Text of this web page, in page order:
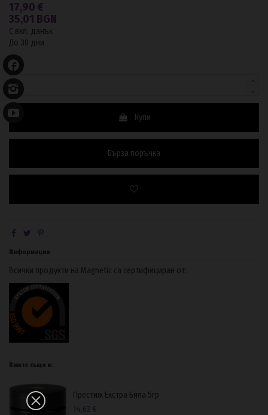
17,90 €
35,01 BGN
С вкл. данък
До 30 дни
Купи
Бърза поръчка
Информация
Всички продукти на Magnetic са сертифициран от:
Вижте също и:
Престиж Екстра Бяла 5гр
14,62 €